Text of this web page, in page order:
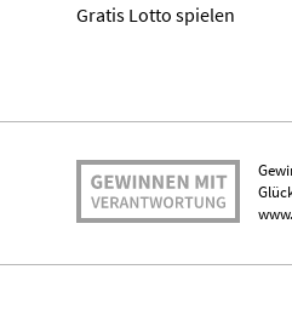
Gratis Lotto spielen